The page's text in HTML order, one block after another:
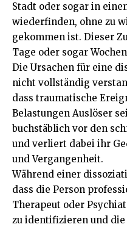
Stadt oder sogar in
wiederfinden, ohne zu
gekommen ist. Dieser
Tage oder sogar
Die Ursachen für eine
nicht vollständig
dass traumatische
Belastungen Auslöser
buchstäblich vor den
und verliert dabei ihr
und Vergangenheit.
Während einer
dass die Person
Therapeut oder
zu identifizieren und die